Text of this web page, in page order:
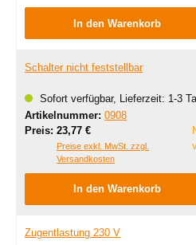
In den Warenkorb
Schalter nicht feststellbar
Sofort verfügbar, Lieferzeit: 1-3
Artikelnummer: 0908
Preis: Regulärer Preis:
23,77 €
Preise exkl. MwSt. zzgl.
Versandkosten
In den Warenkorb
Zugentlastung 230 V